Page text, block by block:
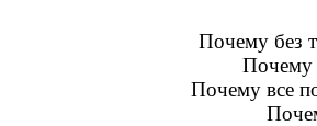
Почему без
Почему
Почему все